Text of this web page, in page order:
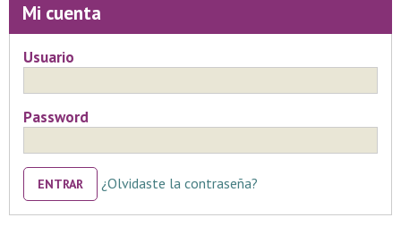
Mi cuenta
Usuario
Password
ENTRAR ¿Olvidaste la contraseña?